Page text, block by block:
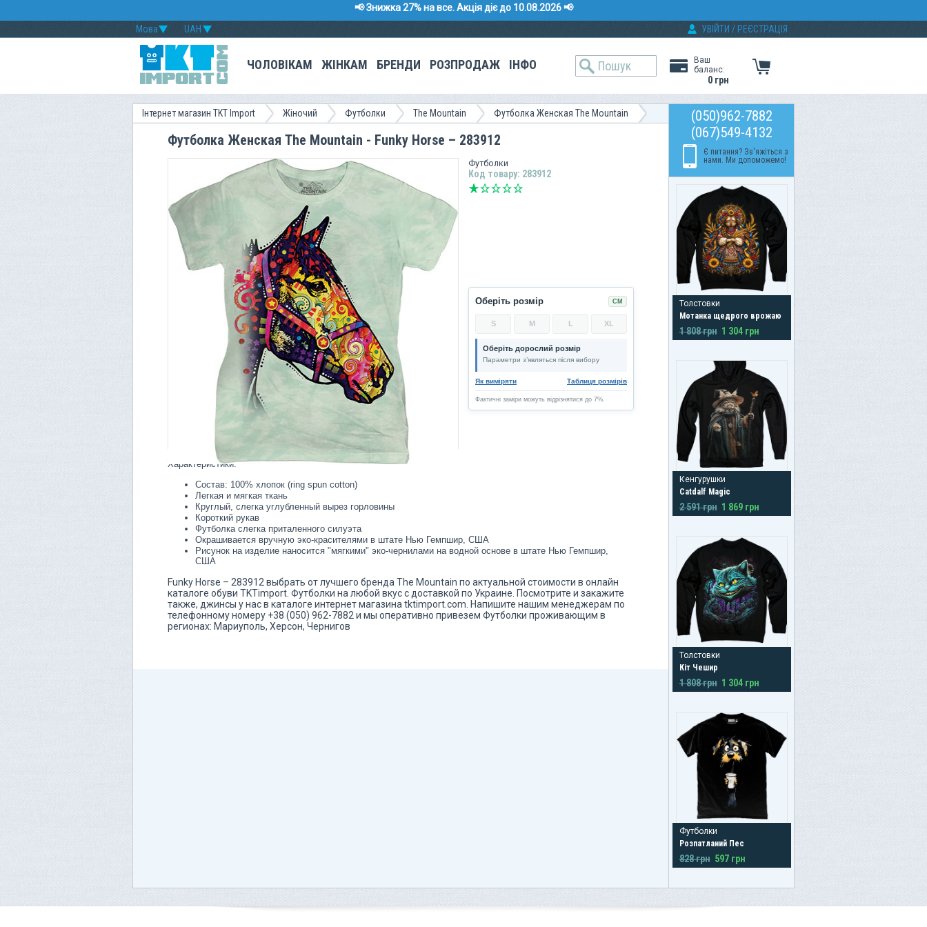
📢 Знижка 27% на все. Акція діє до 10.08.2026 📢
UAH
Мова УВІЙТИ / РЕЄСТРАЦІЯ
Ваш
баланс:
0 грн
ЧОЛОВІКАМ ЖІНКАМ БРЕНДИ РОЗПРОДАЖ ІНФО
Інтернет магазин TKT Import Жіночий Футболки The Mountain Футболка Женская The Mountain
Футболка Женская The Mountain - Funky Horse – 283912
Футболки
Код товару: 283912
Оберіть розмір СМ
S M L XL
Оберіть дорослий розмір
Параметри з’являться після вибору
Як виміряти Таблиця розмірів
Фактичні заміри можуть відрізнятися до 7%.
Характеристики:
Состав: 100% хлопок (ring spun cotton)
Легкая и мягкая ткань
Круглый, слегка углубленный вырез горловины
Короткий рукав
Футболка слегка приталенного силуэта
Окрашивается вручную эко-красителями в штате Нью Гемпшир, США
Рисунок на изделие наносится "мягкими" эко-чернилами на водной основе в штате Нью Гемпшир,
США
Funky Horse – 283912 выбрать от лучшего бренда The Mountain по актуальной стоимости в онлайн
каталоге обуви TKTimport. Футболки на любой вкус с доставкой по Украине. Посмотрите и закажите
также, джинсы у нас в каталоге интернет магазина tktimport.com. Напишите нашим менеджерам по
телефонному номеру +38 (050) 962-7882 и мы оперативно привезем Футболки проживающим в
регионах: Мариуполь, Херсон, Чернигов
(050)962-7882
(067)549-4132
Є питання? Зв'яжіться з
нами. Ми допоможемо!
Толстовки
Мотанка щедрого врожаю
1 808 грн 1 304 грн
Кенгурушки
Catdalf Magic
2 591 грн 1 869 грн
Толстовки
Кіт Чешир
1 808 грн 1 304 грн
Футболки
Розпатланий Пес
828 грн 597 грн